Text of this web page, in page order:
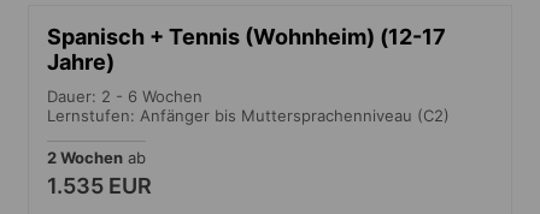
Spanisch + Tennis (Wohnheim) (12-17
Jahre)
Dauer: 2 - 6 Wochen
Lernstufen: Anfänger bis Muttersprachenniveau (C2)
2 Wochen ab
1.535 EUR